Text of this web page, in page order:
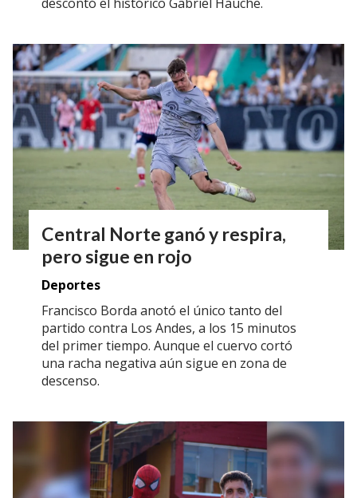
Central Norte ganó y respira,
pero sigue en rojo
Deportes
Francisco Borda anotó el único tanto del
partido contra Los Andes, a los 15 minutos
del primer tiempo. Aunque el cuervo cortó
una racha negativa aún sigue en zona de
descenso.